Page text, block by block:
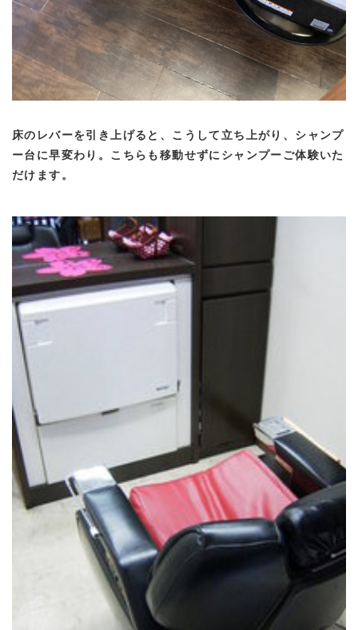
床のレバーを引き上げると、こうして立ち上がり、シャンプ
ー台に早変わり。こちらも移動せずにシャンプーご体験いた
だけます。